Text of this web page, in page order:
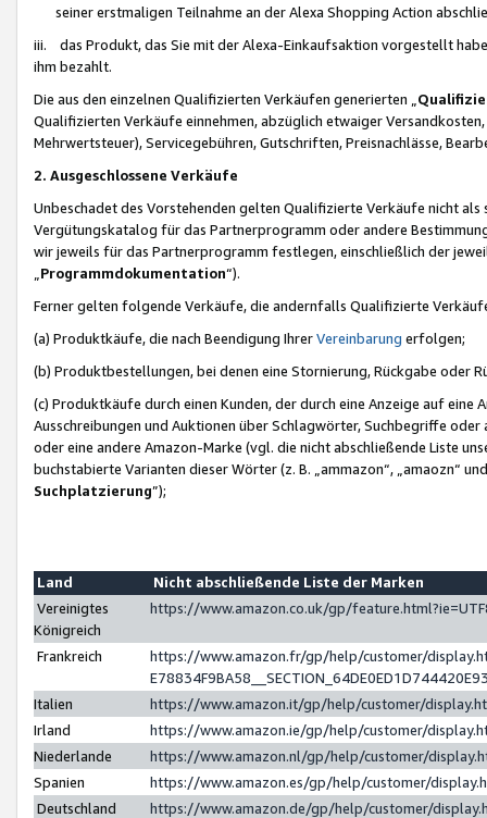
seiner erstmaligen Teilnahme an der Alexa Shopping Action
iii. das Produkt, das Sie mit der Alexa-Einkaufsaktion vorgestellt
ihm bezahlt.
Die aus den einzelnen Qualifizierten Verkäufen generierten „
Qualifizierten Verkäufe einnehmen, abzüglich etwaiger
Mehrwertsteuer), Servicegebühren, Gutschriften, Preisnachlässe,
2. Ausgeschlossene Verkäufe
Unbeschadet des Vorstehenden gelten Qualifizierte Verkäufe nicht
Vergütungskatalog für das Partnerprogramm oder andere
wir jeweils für das Partnerprogramm festlegen, einschließlich der
Programmdokumentation“).
Ferner gelten folgende Verkäufe, die andernfalls Qualifizierte
(a) Produktkäufe, die nach Beendigung IhrerVereinbarung erfolgen;
(b) Produktbestellungen, bei denen eine Stornierung, Rückgabe oder
(c) Produktkäufe durch einen Kunden, der durch eine Anzeige auf
Ausschreibungen und Auktionen über Schlagwörter, Suchbegriffe
oder eine andere Amazon-Marke (vgl. die nicht abschließende Liste
buchstabierte Varianten dieser Wörter (z. B. „ammazon“, „amaozn“
Suchplatzierung”);
Land
Nicht abschließende Liste der Marken
Vereinigtes
Königreich
https://www.amazon.co.uk/gp/
Frankreich
https://www.amazon.fr/gp/help/customer/
Italien
https://www.amazon.it/gp/help/customer/
Irland
https://www.amazon.ie/gp/help/customer/
Niederlande
https://www.amazon.nl/gp/help/customer/
Spanien
https://www.amazon.es/gp/help/customer/
Deutschland
https://www.amazon.de/gp/help/customer/